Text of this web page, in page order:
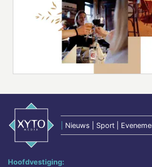
Nieuws | Sport |
Hoofdvestiging: